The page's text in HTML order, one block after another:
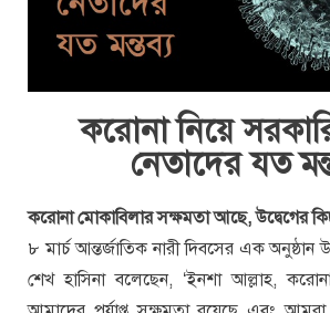
করোনা নিয়ে
নেতাদের যত
করোনা মোকাবিলার সক্ষমতা আছে, উদ্বেগের কিছু
৮ মার্চ আন্তর্জাতিক নারী দিবসের এক অনুষ্ঠান
শেখ হাসিনা বলেছেন, ‘ইনশা আল্লাহ,